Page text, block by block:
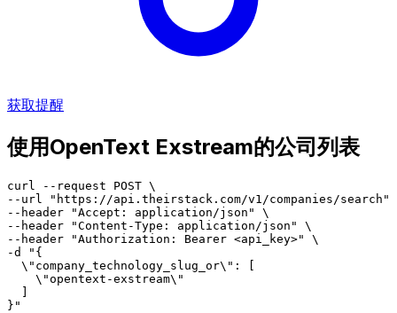
获取提醒
使用OpenText Exstream的公司列表
curl --request POST \
--url "https://api.theirstack.com/v1/companies/search"
--header "Accept: application/json" \
--header "Content-Type: application/json" \
--header "Authorization: Bearer <api_key>" \
-d "{
  \"company_technology_slug_or\": [
    \"opentext-exstream\"
  ]
}"